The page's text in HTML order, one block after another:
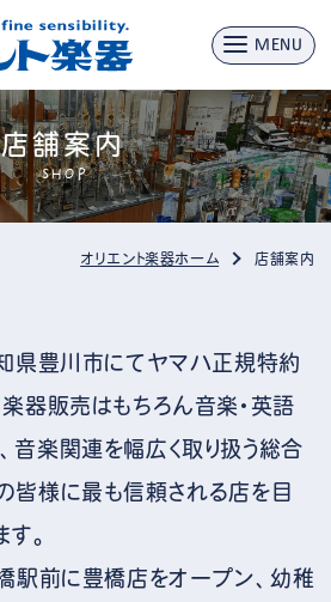
MENU
店舗案内
SHOP
オリエント楽器ホーム 店舗案内
県豊川市にてヤマハ正規特約
器販売はもちろん音楽・英語
音楽関連を幅広く取り扱う総合
皆様に最も信頼される店を目
。
前に豊橋店をオープン、幼稚